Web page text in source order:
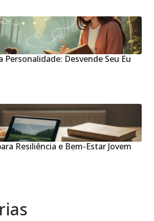
Personalidade: Desvende Seu Eu
Resiliência e Bem-Estar Jovem